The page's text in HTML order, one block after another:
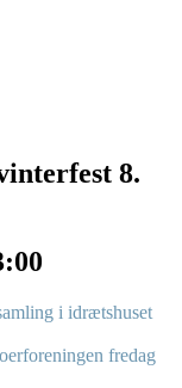
8.
i idrætshuset
fredag